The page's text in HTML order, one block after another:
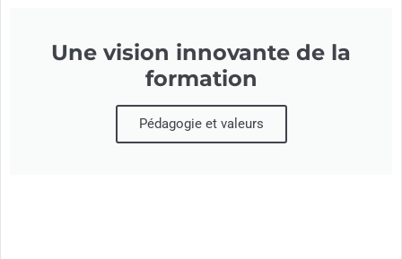
Une vision innovante de la
formation
Pédagogie et valeurs